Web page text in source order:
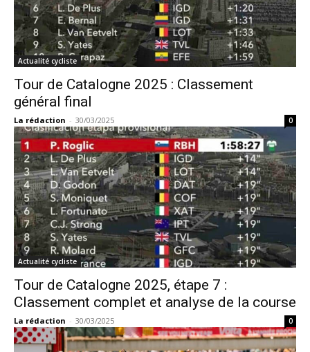
Actualité cycliste
Tour de Catalogne 2025 : Classement
général final
La rédaction - 30/03/2025 0
Actualité cycliste
Tour de Catalogne 2025, étape 7 :
Classement complet et analyse de la course
La rédaction - 30/03/2025 0